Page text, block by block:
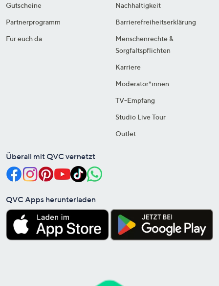
Gutscheine
Partnerprogramm
Für euch da
Nachhaltigkeit
Barrierefreiheitserklärung
Menschenrechte &
Sorgfaltspflichten
Karriere
Moderator*innen
TV-Empfang
Studio Live Tour
Outlet
Überall mit QVC vernetzt
QVC Apps herunterladen